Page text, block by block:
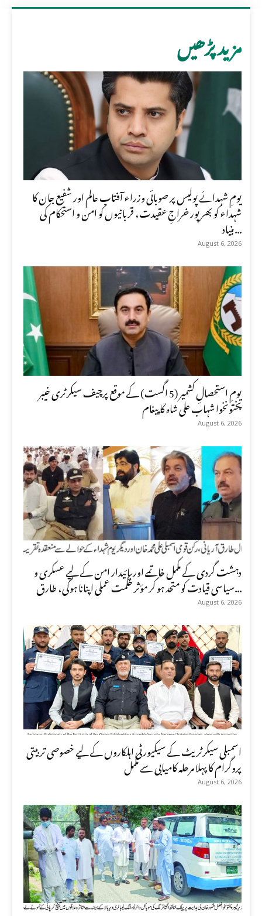
مزید پڑھیں
یومِ شہدائے پولیس پر صوبائی وزراء آفتاب عالم اور شفیع جان کا
شہداء کو بھرپور خراجِ عقیدت، قربانیوں کو امن و استحکام کی
بنیاد...
August 6, 2026
یومِ استحصالِ کشمیر (5 اگست) کے موقع پرچیف سیکرٹری خیبر
پختونخوا شہاب علی شاہ کا پیغام
August 6, 2026
دہشت گردی کے مکمل خاتمے اور پائیدار امن کے لیے عسکری و
سیاسی قیادت کو متحد ہو کر مؤثر حکمت عملی اپنانا ہوگی، طارق...
August 6, 2026
اسمبلی سیکرٹریٹ کے سیکیورٹی اہلکاروں کے لیے خصوصی تربیتی
پروگرام کا پہلا مرحلہ کامیابی سے مکمل
August 6, 2026